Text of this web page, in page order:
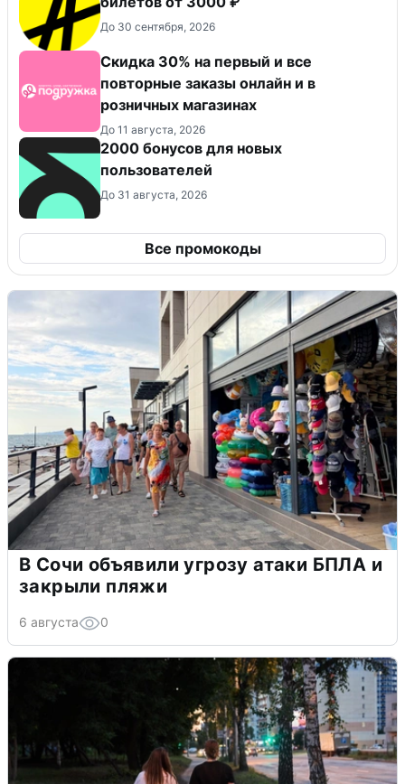
До 30 сентября, 2026
Скидка 30% на первый и все
повторные заказы онлайн и в
розничных магазинах
До 11 августа, 2026
2000 бонусов для новых
пользователей
До 31 августа, 2026
Все промокоды
В Сочи объявили угрозу атаки БПЛА и
закрыли пляжи
6 августа 0